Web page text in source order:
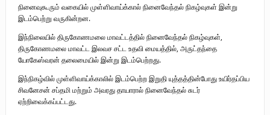
நினைவுகூரும் வகையில் முள்ளிவாய்க்கால் நினைவேந்தல் நிகழ்வுகள் இன்று
இடம்பெற்று வருகின்றன.
இந்நிலையில் திருகோணமலை மாவட்டத்தில் நினைவேந்தல் நிகழ்வுகள்,
திருகோணமலை மாவட்ட இலவச சட்ட உதவி மையத்தில், அருட்தந்தை
யோகேஸ்வரன் தலைமையில் இன்று இடம்பெற்றது.
இந்நிகழ்வில் முள்ளிவாய்க்காலில் இடம்பெற்ற இறுதி யுத்தத்தின்போது உயிர்தப்பிய
சிவனேசன் சப்தமி மற்றும் அவரது தாயாரால் நினைவேந்தல் சுடர்
ஏற்றிவைக்கப்பட்டது.